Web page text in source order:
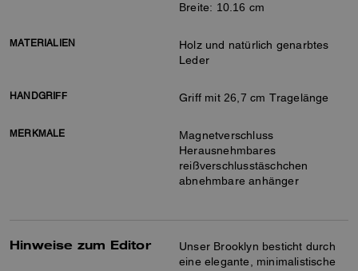
Breite: 10.16 cm
MATERIALIEN
Holz und natürlich genarbtes
Leder
HANDGRIFF Griff mit 26,7 cm Tragelänge
MERKMALE
Magnetverschluss
Herausnehmbares
reißverschlusstäschchen
abnehmbare anhänger
Hinweise zum Editor
Unser Brooklyn besticht durch
eine elegante, minimalistische